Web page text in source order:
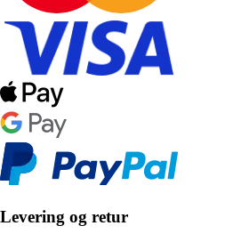
Levering og retur